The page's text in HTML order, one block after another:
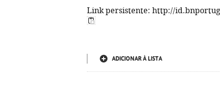
Link persistente: http://
ADICIONAR À LISTA